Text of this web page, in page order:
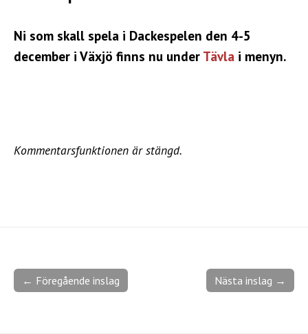
Ni som skall spela i Dackespelen den 4-5
december i Växjö finns nu under Tävla i menyn.
Kommentarsfunktionen är stängd.
Nästa inslag →
← Föregående inslag